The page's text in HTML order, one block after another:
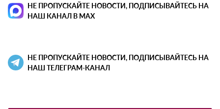
НЕ ПРОПУСКАЙТЕ НОВОСТИ, ПОДПИСЫВАЙТЕСЬ НА
НАШ КАНАЛ В MAX
НЕ ПРОПУСКАЙТЕ НОВОСТИ, ПОДПИСЫВАЙТЕСЬ НА
НАШ ТЕЛЕГРАМ-КАНАЛ